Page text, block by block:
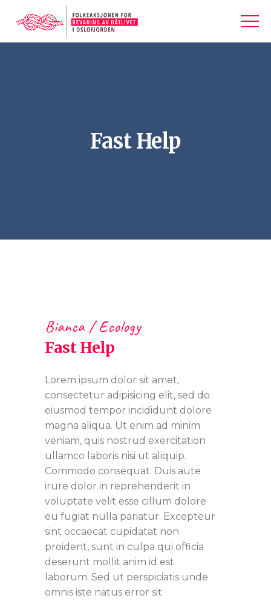
Fast Help
Bianca Ecology
Fast Help
Lorem ipsum dolor sit amet,
consectetur adipisicing elit, sed do
eiusmod tempor incididunt dolore
magna aliqua. Ut enim ad minim
veniam, quis nostrud exercitation
ullamco laboris nisi ut aliquip.
Commodo consequat. Duis aute
irure dolor in reprehenderit in
voluptate velit esse cillum dolore
eu fugiat nulla pariatur. Excepteur
sint occaecat cupidatat non
proident, sunt in culpa qui officia
deserunt mollit anim id est
laborum. Sed ut perspiciatis unde
omnis iste natus error sit